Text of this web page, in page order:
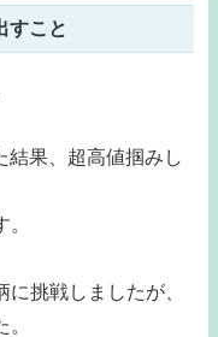
すこと
結果、超高値掴みし
挑戦しましたが、